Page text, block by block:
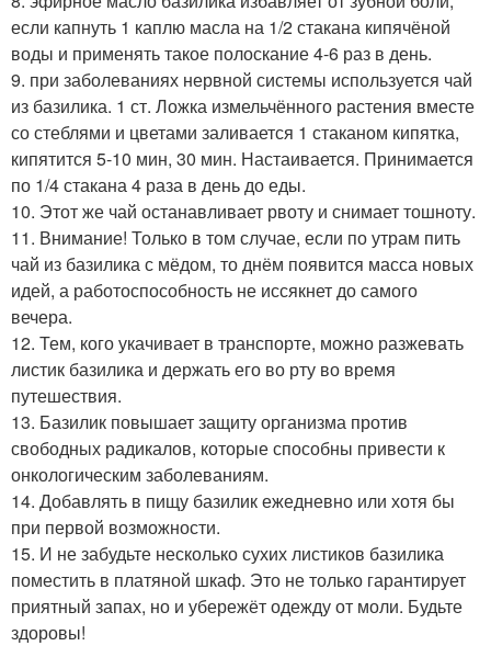
если капнуть 1 каплю масла на 1/2 стакана кипячёной
воды и применять такое полоскание 4-6 раз в день.
9. при заболеваниях нервной системы используется чай
из базилика. 1 ст. Ложка измельчённого растения вместе
со стеблями и цветами заливается 1 стаканом кипятка,
кипятится 5-10 мин, 30 мин. Настаивается. Принимается
по 1/4 стакана 4 раза в день до еды.
10. Этот же чай останавливает рвоту и снимает тошноту.
11. Внимание! Только в том случае, если по утрам пить
чай из базилика с мёдом, то днём появится масса новых
идей, а работоспособность не иссякнет до самого
вечера.
12. Тем, кого укачивает в транспорте, можно разжевать
листик базилика и держать его во рту во время
путешествия.
13. Базилик повышает защиту организма против
свободных радикалов, которые способны привести к
онкологическим заболеваниям.
14. Добавлять в пищу базилик ежедневно или хотя бы
при первой возможности.
15. И не забудьте несколько сухих листиков базилика
поместить в платяной шкаф. Это не только гарантирует
приятный запах, но и убережёт одежду от моли. Будьте
здоровы!